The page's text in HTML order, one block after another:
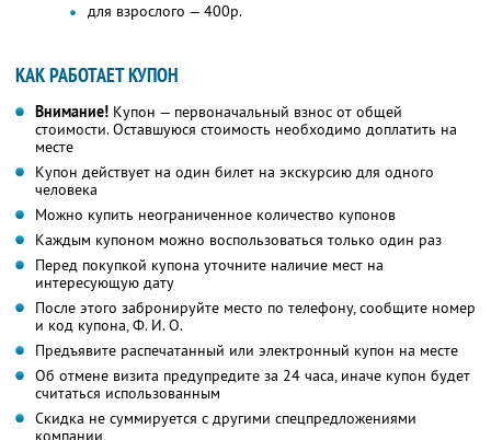
для взрослого — 400р.
КАК РАБОТАЕТ КУПОН
Внимание! Купон — первоначальный взнос от общей
стоимости. Оставшуюся стоимость необходимо доплатить на
месте
Купон действует на один билет на экскурсию для одного
человека
Можно купить неограниченное количество купонов
Каждым купоном можно воспользоваться только один раз
Перед покупкой купона уточните наличие мест на
интересующую дату
После этого забронируйте место по телефону, сообщите номер
и код купона,Ф. И. О.
Предъявите распечатанный или электронный купон на месте
Об отмене визита предупредите за 24 часа, иначе купон будет
считаться использованным
Скидка не суммируется с другими спецпредложениями
компании